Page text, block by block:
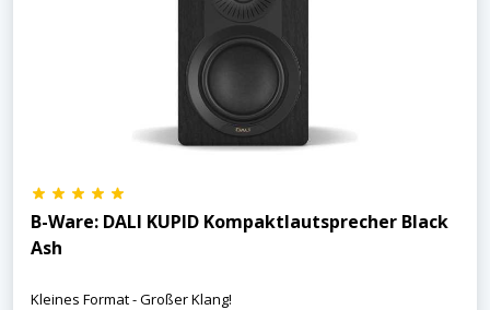
B-Ware: DALI KUPID Kompaktlautsprecher Black
Ash
Kleines Format - Großer Klang!